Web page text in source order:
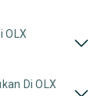
OLX
Di OLX